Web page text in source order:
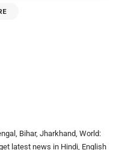
Bihar, Jharkhand, World:
latest news in Hindi, English